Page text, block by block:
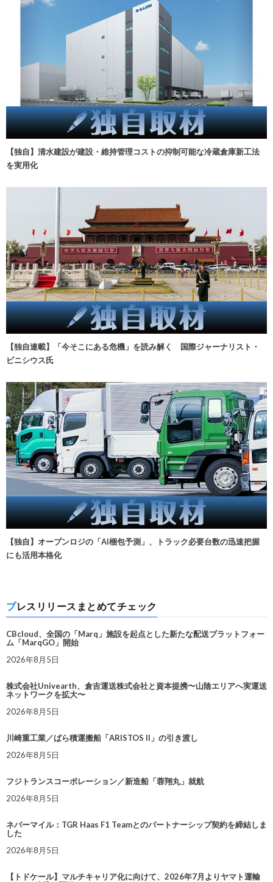
【独自】清水建設が建設・維持管理コストの抑制可能な冷蔵倉庫新工法
を実用化
【独自連載】「今そこにある危機」を読み解く 国際ジャーナリスト・
ビニシウス氏
【独自】オープンロジの「AI梱包予測」、トラック必要台数の迅速把握
にも活用本格化
プレスリリースまとめてチェック
CBcloud、全国の「Marq」施設を起点とした新たな配送プラットフォー
ム「MarqGO」開始
2026年8月5日
株式会社Univearth、倉吉運送株式会社と資本提携〜山陰エリアへ実運送
ネットワークを拡大〜
2026年8月5日
川崎重工業／ばら積運搬船「ARISTOS II」の引き渡し
2026年8月5日
フジトランスコーポレーション／新造船「蓉翔丸」就航
2026年8月5日
ネバーマイル：TGR Haas F1 Teamとのパートナーシップ契約を締結しま
した
2026年8月5日
【トドケール】マルチキャリア化に向けて、2026年7月よりヤマト運輸